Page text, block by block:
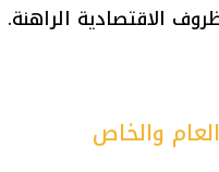
الاقتصادية الراهنة.
والخاص